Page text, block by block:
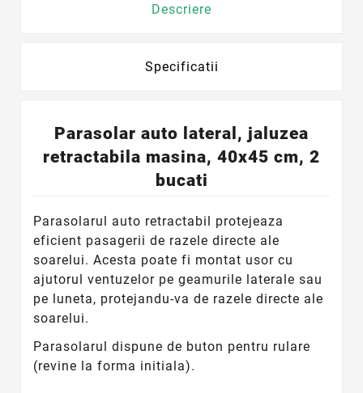
Descriere
Specificatii
Parasolar auto lateral, jaluzea
retractabila masina, 40x45 cm, 2
bucati
Parasolarul auto retractabil protejeaza
eficient pasagerii de razele directe ale
soarelui. Acesta poate fi montat usor cu
ajutorul ventuzelor pe geamurile laterale sau
pe luneta, protejandu-va de razele directe ale
soarelui.
Parasolarul dispune de buton pentru rulare
(revine la forma initiala).